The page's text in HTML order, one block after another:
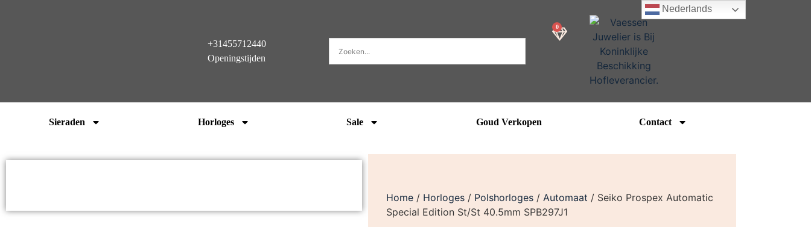
+31455712440
Openingstijden
0
Sieraden Horloges Sale Goud Verkopen Contact
Home / Horloges / Polshorloges / Automaat / Seiko Prospex Automatic
Special Edition St/St 40.5mm SPB297J1
Nederlands